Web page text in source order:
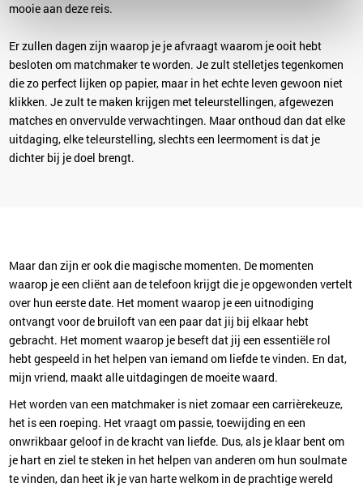
mooie aan deze reis.
Er zullen dagen zijn waarop je je afvraagt waarom je ooit hebt
besloten om matchmaker te worden. Je zult stelletjes tegenkomen
die zo perfect lijken op papier, maar in het echte leven gewoon niet
klikken. Je zult te maken krijgen met teleurstellingen, afgewezen
matches en onvervulde verwachtingen. Maar onthoud dan dat elke
uitdaging, elke teleurstelling, slechts een leermoment is dat je
dichter bij je doel brengt.
Maar dan zijn er ook die magische momenten. De momenten
waarop je een cliënt aan de telefoon krijgt die je opgewonden vertelt
over hun eerste date. Het moment waarop je een uitnodiging
ontvangt voor de bruiloft van een paar dat jij bij elkaar hebt
gebracht. Het moment waarop je beseft dat jij een essentiële rol
hebt gespeeld in het helpen van iemand om liefde te vinden. En dat,
mijn vriend, maakt alle uitdagingen de moeite waard.
Het worden van een matchmaker is niet zomaar een carrièrekeuze,
het is een roeping. Het vraagt om passie, toewijding en een
onwrikbaar geloof in de kracht van liefde. Dus, als je klaar bent om
je hart en ziel te steken in het helpen van anderen om hun soulmate
te vinden, dan heet ik je van harte welkom in de prachtige wereld